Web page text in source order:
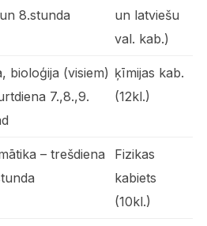
8.stunda
un latviešu
val. kab.)
bioloģija (visiem)
7.,8.,9.
ķīmijas kab.
(12kl.)
– trešdiena
Fizikas
kabiets
(10kl.)